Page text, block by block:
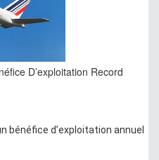
D’exploitation Record
bénéfice d’exploitation annuel